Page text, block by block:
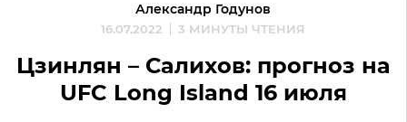
Александр Годунов
16.07.2022 3 МИНУТЫ ЧТЕНИЯ
Цзинлян – Салихов: прогноз на
UFC Long Island 16 июля